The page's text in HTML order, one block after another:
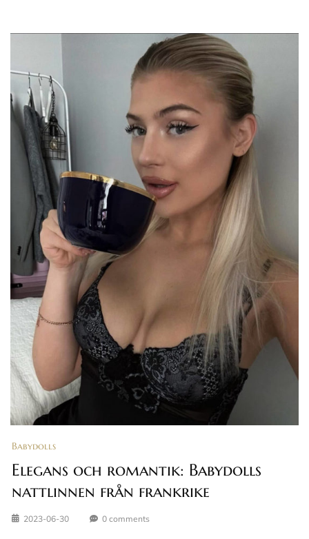
Babydolls
Elegans och romantik: Babydolls
nattlinnen från frankrike
2023-06-30 0 comments